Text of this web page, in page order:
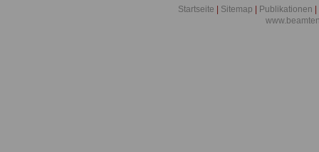
Startseite Sitemap Publikationen